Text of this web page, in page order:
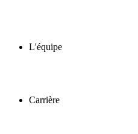
L'équipe
Carrière